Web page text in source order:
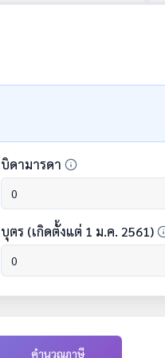
บิดามารดา
บุตร (เกิดตั้งแต่ 1 ม.ค. 2561)
คำนวณภาษี